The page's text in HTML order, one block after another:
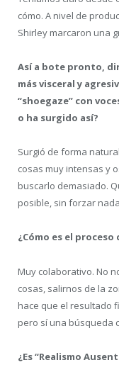
cómo. A nivel de
Shirley marcaron una
Así a bote pronto,
más visceral y
“shoegaze” con
o ha surgido así?
Surgió de forma
cosas muy intensas y
buscarlo demasiado.
posible, sin forzar
¿Cómo es el
Muy colaborativo. No
cosas, salirnos de la
hace que el resultado
pero sí una búsqueda
¿Es “Realismo